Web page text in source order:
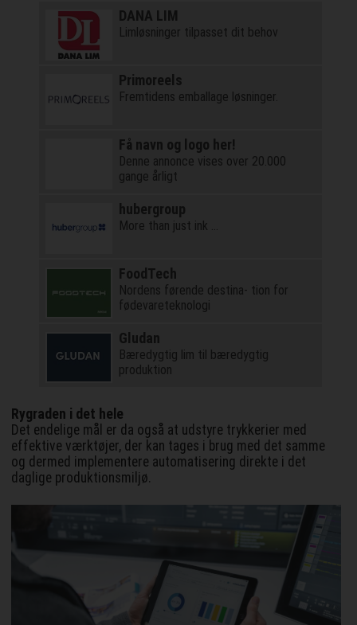
DANA LIM
Limløsninger tilpasset dit behov
Primoreels
Fremtidens emballage løsninger.
Få navn og logo her!
Denne annonce vises over 20.000
gange årligt
hubergroup
More than just ink …
FoodTech
Nordens førende destina- tion for
fødevareteknologi
Gludan
Bæredygtig lim til bæredygtig
produktion
Rygraden i det hele
Det endelige mål er da også at udstyre trykkerier med
effektive værktøjer, der kan tages i brug med det samme
og dermed implementere automatisering direkte i det
daglige produktionsmiljø.